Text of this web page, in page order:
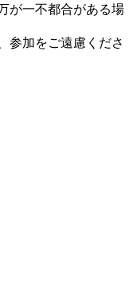
が一不都合がある場
参加をご遠慮くださ